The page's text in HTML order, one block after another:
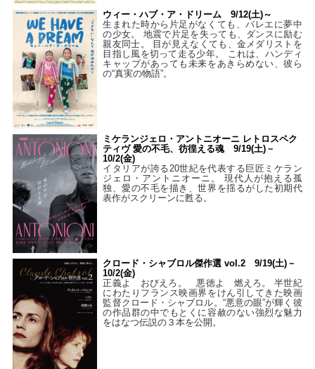
ウィー・ハブ・ア・ドリーム 9/12(土)～
生まれた時から片足がなくても、バレエに夢中
の少女。 地震で片足を失っても、ダンスに励む
親友同士。 目が見えなくても、金メダリストを
目指し風を切って走る少年。 これは、ハンディ
キャップがあっても未来をあきらめない、彼ら
の“真実の物語”。
ミケランジェロ・アントニオーニ レトロスペク
ティヴ 愛の不毛、彷徨える魂 9/19(土)－
10/2(金)
イタリアが誇る20世紀を代表する巨匠ミケラン
ジェロ・アントニオーニ。 現代人が抱える孤
独、愛の不毛を描き、世界を揺るがした初期代
表作がスクリーンに甦る。
クロード・シャブロル傑作選 vol.2 9/19(土)－
10/2(金)
正義よ おびえろ。 悪徳よ 燃えろ。 半世紀
にわたりフランス映画界をけん引してきた映画
監督クロード・シャブロル。“悪意の眼”が輝く彼
の作品群の中でもとくに容赦のない強烈な魅力
をはなつ伝説の３本を公開。